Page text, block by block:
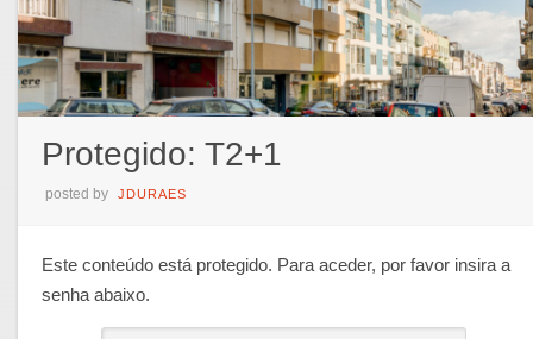
Protegido: T2+1
posted by JDURAES
Este conteúdo está protegido. Para aceder, por favor insira a
senha abaixo.